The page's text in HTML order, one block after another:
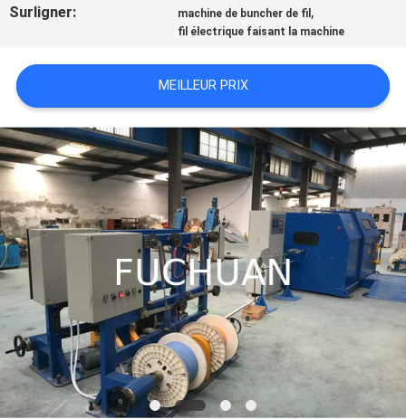
QUALITÉ
CONTACTEZ-
NOUS
NOUVELLES
LES
AFFAIRES
PLAN
DU
SITE
Surligner: machine de buncher de fil ,
fil électrique faisant la machine
MEILLEUR PRIX